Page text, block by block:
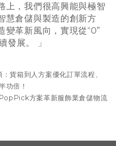
上，我們很高興能與極智
慧倉儲與製造的創新方
變革新風向，實現從“0”
發展。 」
貨箱到人方案優化訂單流程、
功倍！
方案革新服飾業倉儲物流